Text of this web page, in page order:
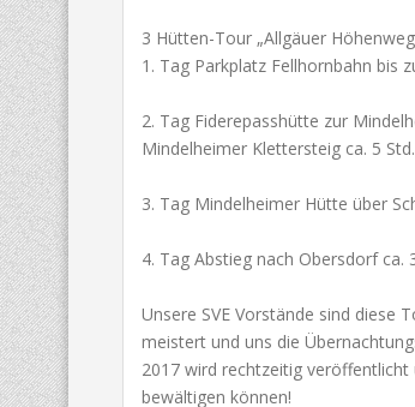
3 Hütten-Tour „Allgäuer
1. Tag Parkplatz Fellhornbahn bis
2. Tag Fiderepasshütte zur
Mindelheimer Klettersteig ca. 5 Std.
3. Tag Mindelheimer Hütte über
4. Tag Abstieg nach Obersdorf ca.
Unsere SVE Vorstände sind diese
meistert und uns die
2017 wird rechtzeitig
bewältigen können!